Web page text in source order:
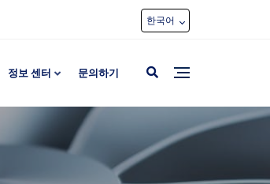
한국어
정보 센터 문의하기